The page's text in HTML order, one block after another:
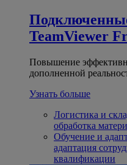
TeamViewer
Повышение
дополненной
Узнать больше
Логистика и
обработка
Обучение и
адаптация
квалификации